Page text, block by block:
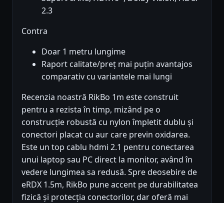
2.3
Contra
Doar 1 metru lungime
Raport calitate/preț mai puțin avantajos
comparativ cu variantele mai lungi
Recenzia noastră RikBo 1m este construit
pentru a rezista în timp, mizând pe o
construcție robustă cu nylon împletit dublu și
conectori placat cu aur care previn oxidarea.
Este un top cablu hdmi 2.1 pentru conectarea
unui laptop sau PC direct la monitor, având în
vedere lungimea sa redusă. Spre deosebire de
eRDX 1.5m, RikBo pune accent pe durabilitatea
fizică și protecția conectorilor, dar oferă mai